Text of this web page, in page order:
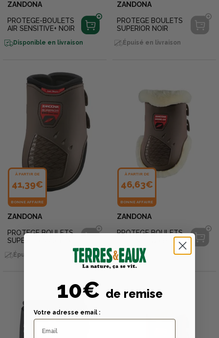
ZANDONA
PROTEGE-BOULETS
AIR SENSITIVE+ NOIR
Disponible en livraison
ZANDONA
PROTEGE BOULETS
SUPERIOR NOIR
Épuisé en livraison
À PARTIR DE
41,39€
BONNE AFFAIRE
ZANDONA
PROTEGE BOULETS
SUPERIOR MARRON
Épuisé en livraison
À PARTIR DE
46,63€
BONNE AFFAIRE
ZANDONA
PROTEGE BOULETS
TECHNO FUR BRUN
Épuisé en livraison
10€ de remise
Votre adresse email :